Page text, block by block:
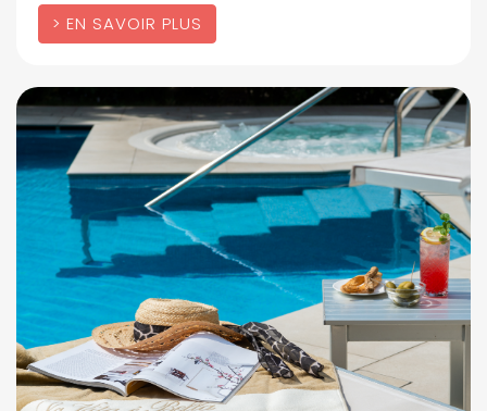
EN SAVOIR PLUS